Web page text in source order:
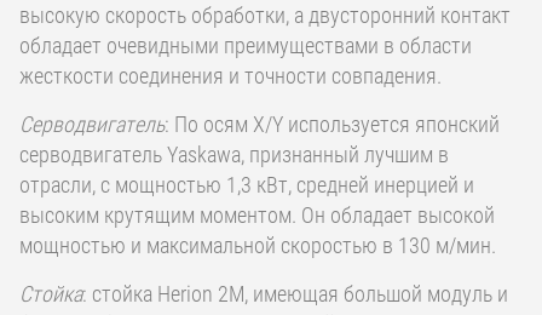
высокую скорость обработки, а двусторонний контакт
обладает очевидными преимуществами в области
жесткости соединения и точности совпадения.
Серводвигатель: По осям X/Y используется японский
серводвигатель Yaskawa, признанный лучшим в
отрасли, с мощностью 1,3 кВт, средней инерцией и
высоким крутящим моментом. Он обладает высокой
мощностью и максимальной скоростью в 130 м/мин.
Стойка: стойка Herion 2M, имеющая большой модуль и